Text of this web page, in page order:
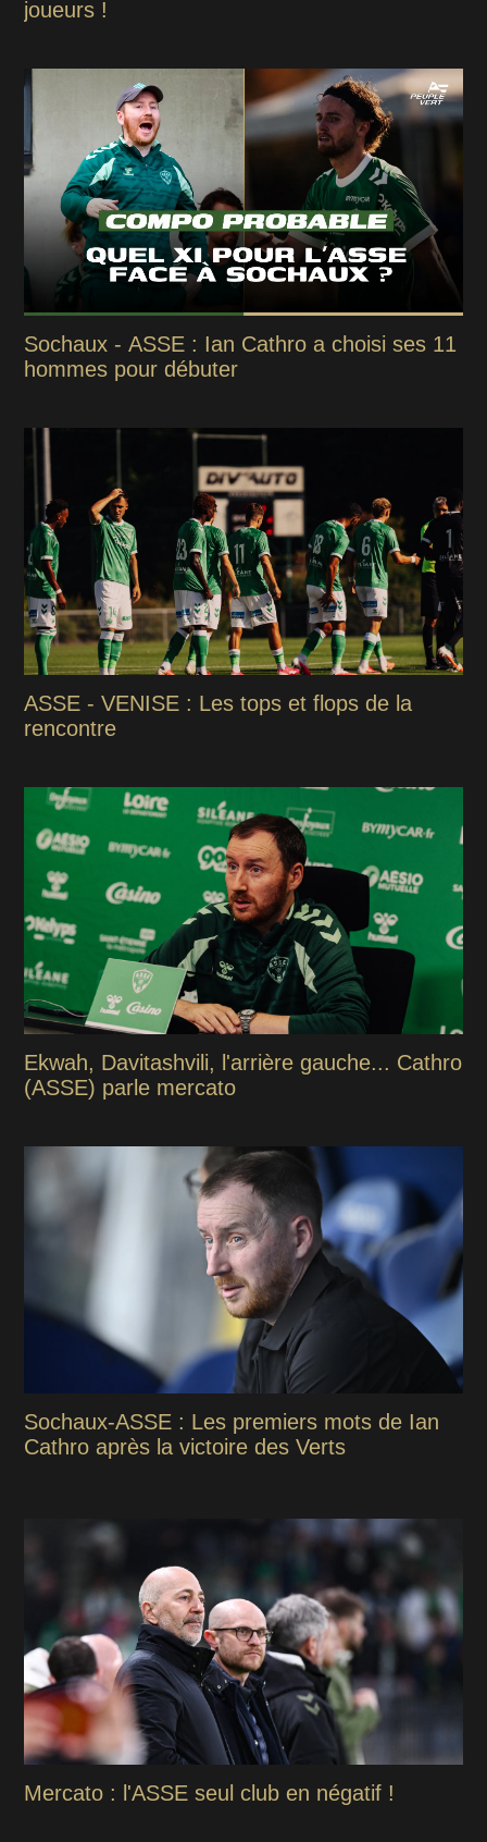
joueurs !
Sochaux - ASSE : Ian Cathro a choisi ses 11
hommes pour débuter
ASSE - VENISE : Les tops et flops de la
rencontre
Ekwah, Davitashvili, l'arrière gauche... Cathro
(ASSE) parle mercato
Sochaux-ASSE : Les premiers mots de Ian
Cathro après la victoire des Verts
Mercato : l'ASSE seul club en négatif !